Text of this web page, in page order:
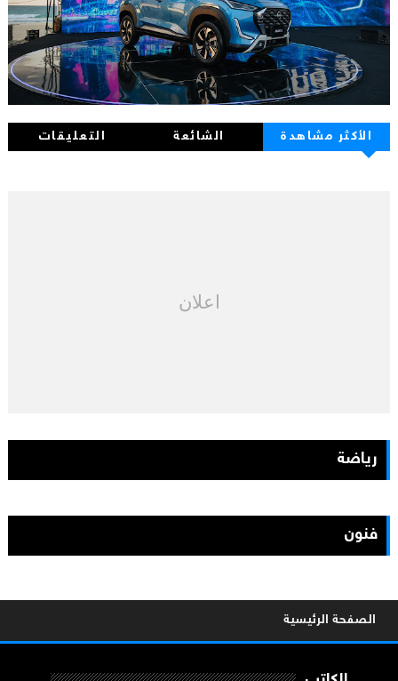
الأكثر مشاهدة الشائعة التعليقات
اعلان
رياضة
فنون
الصفحة الرئيسية